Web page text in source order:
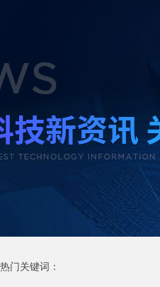
热门关键词：